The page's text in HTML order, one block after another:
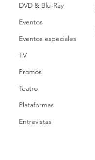
DVD & Blu-Ray
Eventos
Eventos especiales
TV
Promos
Teatro
Plataformas
Entrevistas